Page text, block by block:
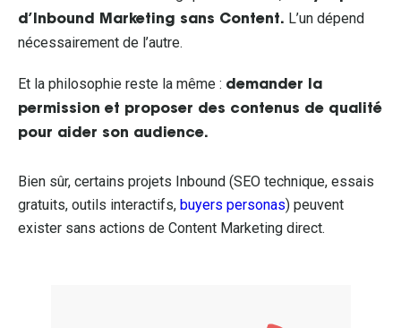
d’Inbound Marketing sans Content. L’un dépend
nécessairement de l’autre.
Et la philosophie reste la même : demander la
permission et proposer des contenus de qualité
pour aider son audience.
Bien sûr, certains projets Inbound (SEO technique, essais
gratuits, outils interactifs, buyers personas) peuvent
exister sans actions de Content Marketing direct.